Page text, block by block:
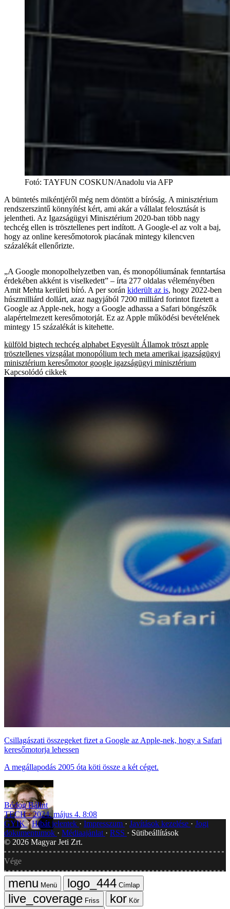
Fotó: TAYFUN COSKUN/Anadolu via AFP
A büntetés mikéntjéről még nem döntött a bíróság. A minisztérium
rendszerszintű könnyítést kért, ami akár a vállalat felosztását is
jelentheti. Az Igazságügyi Minisztérium 2020-ban több nagy
techcég ellen is trösztellenes pert indított. A Google-el az volt a baj,
hogy az online keresőmotorok piacának mintegy kilencven
százalékát ellenőrizte.
„A Google monopolhelyzetben van, és monopóliumának fenntartása
érdekében akként is viselkedett” – írta 277 oldalas véleményében
Amit Mehta kerületi bíró. A per során kiderült az is, hogy 2022-ben
húszmilliárd dollárt, azaz nagyjából 7200 milliárd forintot fizetett a
Google az Apple-nek, hogy a Google adhassa a Safari böngészők
alapértelmezett keresőmotorját. Ez az Apple működési bevételének
mintegy 15 százalékát is kitehette.
külföld bigtech techcég alphabet Egyesült Államok tröszt apple
trösztellenes vizsgálat monopólium tech meta amerikai igazságügyi
minisztérium keresőmotor google igazságügyi minisztérium
Kapcsolódó cikkek
Csillagászati összegeket fizet a Google az Apple-nek, hogy a Safari
keresőmotorja lehessen
A megállapodás 2005 óta köti össze a két céget.
Bódog Bálint
TECH
2024. május 4. 8:08
GYIK Hibát jelentek Impresszum Javítások kezelése
Jogi
dokumentumok
Médiaajánlat RSS
Sütibeállítások
© 2026 Magyar Jeti Zrt.
Vége
Menü
Címlap
Friss
Kör